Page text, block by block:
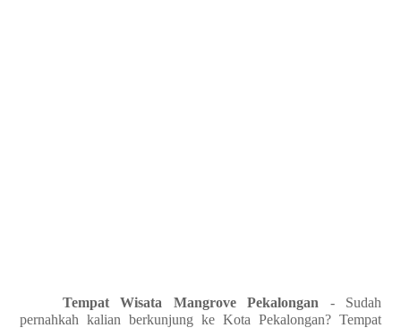
Tempat Wisata Mangrove Pekalongan - Sudah
pernahkah kalian berkunjung ke Kota Pekalongan? Tempat